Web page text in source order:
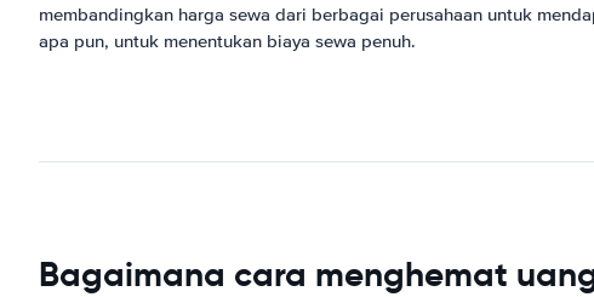
membandingkan harga sewa dari berbagai perusahaan untuk
apa pun, untuk menentukan biaya sewa penuh.
Bagaimana cara menghemat